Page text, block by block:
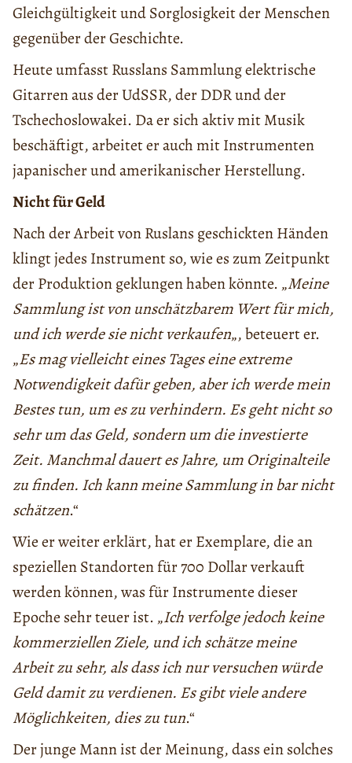
Gleichgültigkeit und Sorglosigkeit der Menschen
gegenüber der Geschichte.
Heute umfasst Russlans Sammlung elektrische
Gitarren aus der UdSSR, der DDR und der
Tschechoslowakei. Da er sich aktiv mit Musik
beschäftigt, arbeitet er auch mit Instrumenten
japanischer und amerikanischer Herstellung.
Nicht für Geld
Nach der Arbeit von Ruslans geschickten Händen
klingt jedes Instrument so, wie es zum Zeitpunkt
der Produktion geklungen haben könnte. „Meine
Sammlung ist von unschätzbarem Wert für mich,
und ich werde sie nicht verkaufen„, beteuert er.
„Es mag vielleicht eines Tages eine extreme
Notwendigkeit dafür geben, aber ich werde mein
Bestes tun, um es zu verhindern. Es geht nicht so
sehr um das Geld, sondern um die investierte
Zeit. Manchmal dauert es Jahre, um Originalteile
zu finden. Ich kann meine Sammlung in bar nicht
schätzen.“
Wie er weiter erklärt, hat er Exemplare, die an
speziellen Standorten für 700 Dollar verkauft
werden können, was für Instrumente dieser
Epoche sehr teuer ist. „Ich verfolge jedoch keine
kommerziellen Ziele, und ich schätze meine
Arbeit zu sehr, als dass ich nur versuchen würde
Geld damit zu verdienen. Es gibt viele andere
Möglichkeiten, dies zu tun.“
Der junge Mann ist der Meinung, dass ein solches